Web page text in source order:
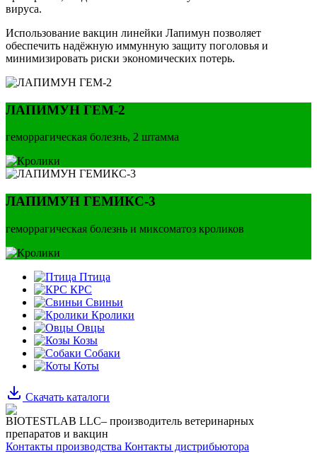
вируса.
Использование вакцин линейки Лапимун позволяет
обеспечить надёжную иммунную защиту поголовья и
минимизировать риски экономических потерь.
ЛАПИМУН ГЕМ-2
геморрагическая болезнь, 2 штамма
ЛАПИМУН ГЕМИКС-3
геморрагическая болезнь и миксоматоз кроликов
Птица
КРС
Свиньи
Кролики
Овцы
Козы
Собаки
Коты
Скачать каталоги
BIOTESTLAB LLC– производитель ветеринарных
препаратов и вакцин
Контакты производства Контакты дистрибьютора